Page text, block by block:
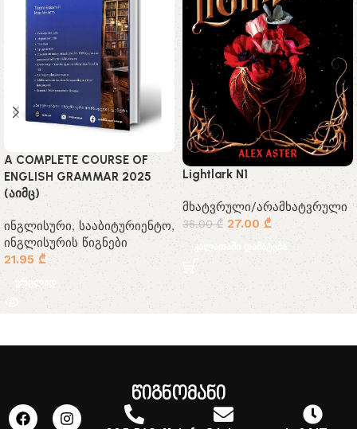
A COMPLETE COURSE OF
ENGLISH GRAMMAR 2025
(აიმც)
ინგლისური, სააბიტურიენტო,
ინგლისურის წიგნები
21.95₾
ვრცლად
Lightlark N1
მხატვრული/არამხატვრული
35.00₾ 27.00 ₾
კალათაში დამატება
წიგნომანი